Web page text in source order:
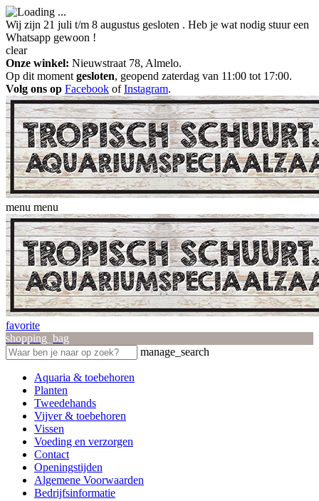
Wij zijn 21 juli t/m 8 augustus gesloten . Heb je wat nodig stuur een
Whatsapp gewoon !
clear
Onze winkel: Nieuwstraat 78, Almelo.
Op dit moment gesloten, geopend zaterdag van 11:00 tot 17:00.
Volg ons op Facebook ofInstagram.
menu menu
favorite
shopping_bag
manage_search
Aquaria & toebehoren
Planten
Tweedehands
Vijver & toebehoren
Vissen
Voeding en verzorgen
Contact
Openingstijden
Algemene Voorwaarden
Bedrijfsinformatie